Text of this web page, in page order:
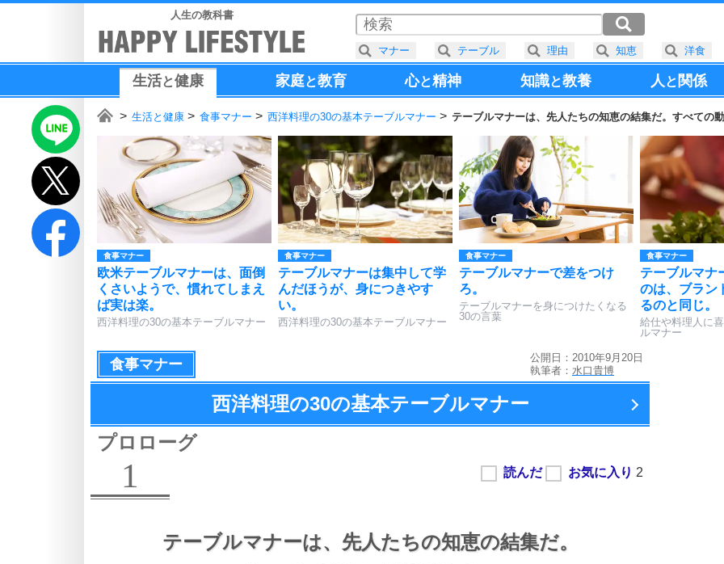
人生の教科書
生活と健康 家庭と教育 心と精神 知識と教養 人と 関係
生活と健康 食事マナー 西洋料理の30の基本テーブルマナー テーブルマナーは、先人たちの知恵の結集だ。すべての
食事マナー
欧米テーブルマナーは、面倒
くさいようで、慣れてしまえ
ば実は楽。
西洋料理の30の基本テーブルマナー
食事マナー
テーブルマナーは集中して学
んだほうが、身につきやす
い。
西洋料理の30の基本テーブルマナー
食事マナー
テーブルマナーで差をつけ
ろ。
テーブルマナーを身につけたくなる
30の言葉
食事マナー
テーブルマナ
のは、ブラン
るのと同じ。
給仕や料理人に
ルマナー
食事マナー
公開日：2010年9月20日
執筆者： 水口貴博
西洋料理の30の基本テーブルマナー
プロローグ
1
テーブルマナーは、 先人たちの知恵の結集だ。
マナー テーブル 理由 知恵 洋食